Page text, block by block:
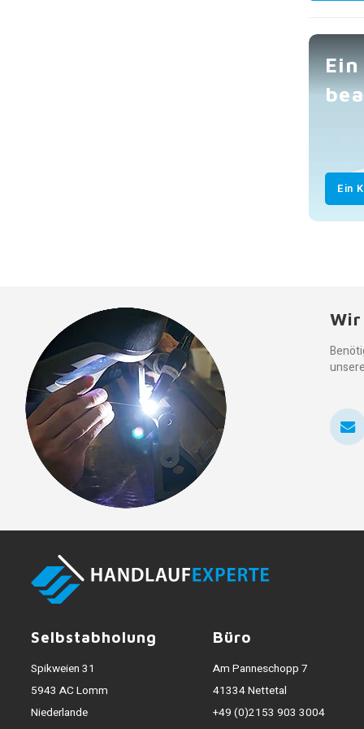
Ein
Selbstabholung
Spikweien 31
5943 AC Lomm
Niederlande
Büro
Am Panneschopp 7
41334 Nettetal
+49 (0)2153 903 3004